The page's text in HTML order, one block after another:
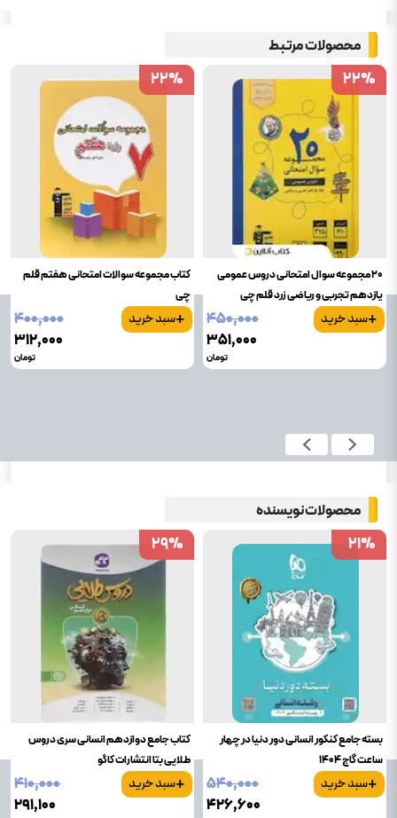
محصولات مرتبط
20 مجموعه سوال امتحانی دروس عمومی
یازدهم تجربی و ریاضی زرد قلم چی
+سبد خرید
۴۵۰٬۰۰۰
۳۵۱٬۰۰۰
تومان
22%
22%
کتاب مجموعه سوالات امتحانی هفتم قلم
چی
+سبد خرید
۴۰۰٬۰۰۰
۳۱۲٬۰۰۰
تومان
22%
22%
محصولات نویسنده
بسته جامع کنکور انسانی دور دنیا در چهار
ساعت گاج 1404
+سبد خرید
۵۴۰٬۰۰۰
۴۲۶٬۶۰۰
21%
21%
کتاب جامع دوازدهم انسانی سری دروس
طلایی بتا انتشارات کاگو
+سبد خرید
۴۱۰٬۰۰۰
۲۹۱٬۱۰۰
29%
29%